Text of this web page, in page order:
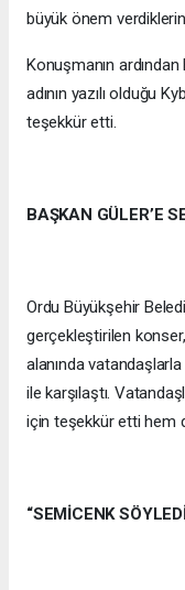
büyük önem
Konuşmanın
adının yazılı olduğu
teşekkür etti.
BAŞKAN GÜLER’E
Ordu Büyükşehir
gerçekleştirilen
alanında
ile karşılaştı.
için teşekkür etti hem
“SEMİCENK